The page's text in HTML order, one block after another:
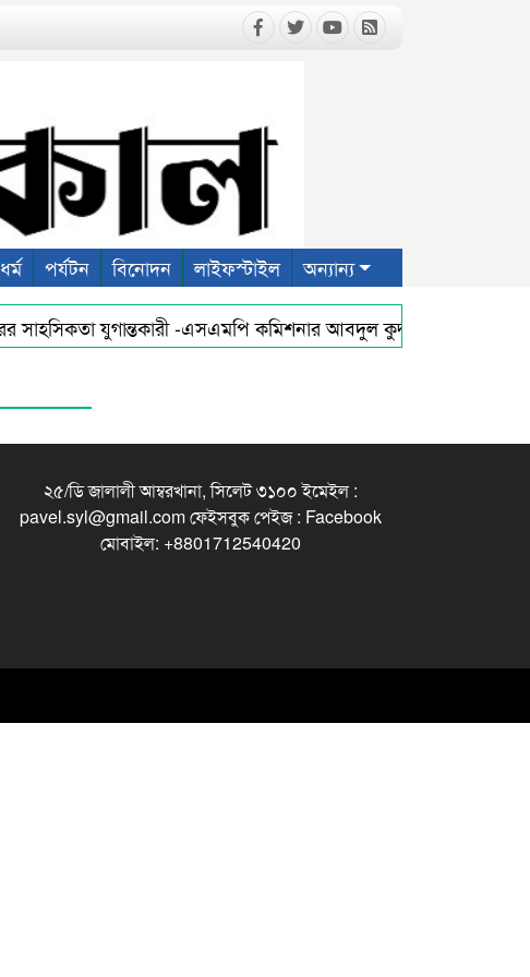
ধর্ম পর্যটন বিনোদন লাইফস্টাইল অন্যান্য
সাহসিকতা যুগান্তকারী -এসএমপি কমিশনার আবদুল কুদ্দুছ চৌধুরী পিপিএম
২৫/ডি জালালী আম্বরখানা, সিলেট ৩১০০ ইমেইল :
pavel.syl@gmail.com ফেইসবুক পেইজ : Facebook
মোবাইল: +8801712540420